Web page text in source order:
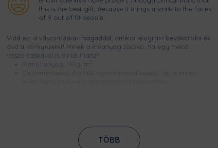
this is the best gift, because it brings a smile to the faces
of 9 out of 10 people.
Vidd ezt a vászontáskát magaddal, amikor elugrasz bevásárolni és
óvd a környezetet! Minek a műanyag zacskó, ha egy menő
vászontáskával is elindulhatsz?
Pamut anyag, 140g/m
azon dolgoznak, hogy minél gyorsabban elkészüljenek a
rendeléseddel, és még frissen és ropogósan, kerüljön
TÖBB